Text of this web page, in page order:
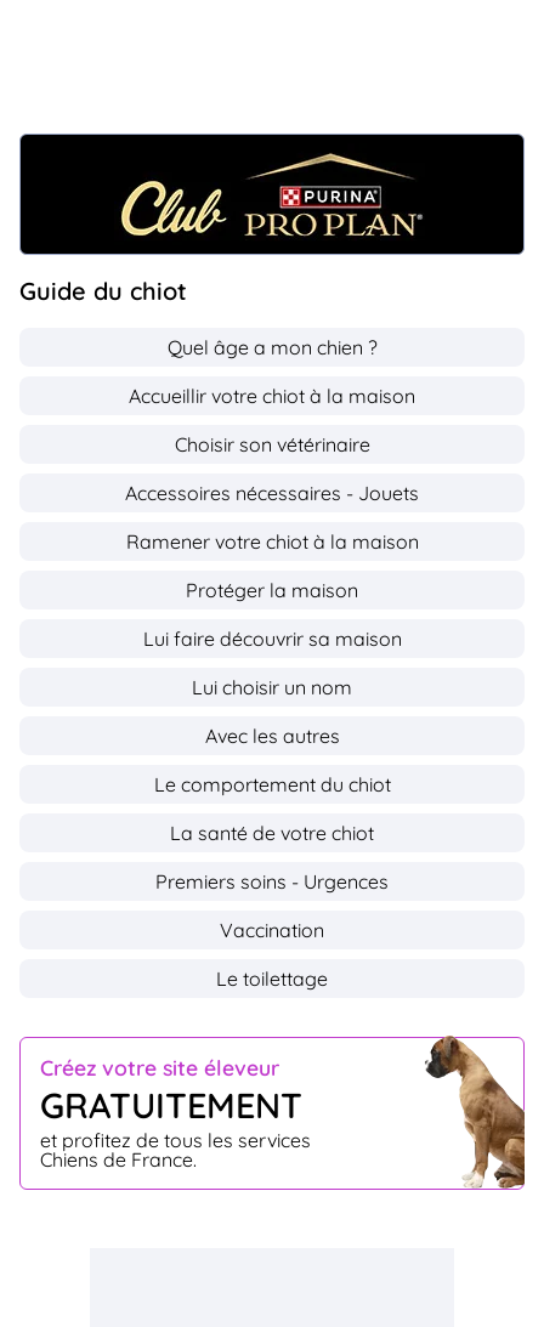
Créez votre site éleveur
GRATUITEMENT
et profitez de tous les services
Chiens de France.
Guide du chiot
Quel âge a mon chien ?
Accueillir votre chiot à la maison
Choisir son vétérinaire
Accessoires nécessaires - Jouets
Ramener votre chiot à la maison
Protéger la maison
Lui faire découvrir sa maison
Lui choisir un nom
Avec les autres
Le comportement du chiot
La santé de votre chiot
Premiers soins - Urgences
Vaccination
Le toilettage